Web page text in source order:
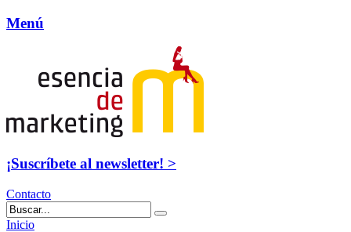
Menú
¡Suscríbete al newsletter! >
Contacto
Inicio